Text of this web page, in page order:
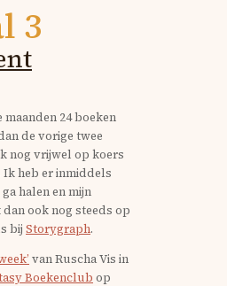
3
24 boeken
de vorige twee
nog vrijwel op koers
Ik heb er inmiddels
halen en mijn
ook nog steeds op
bij Storygraph.
van Ruscha Vis in
Boekenclub op